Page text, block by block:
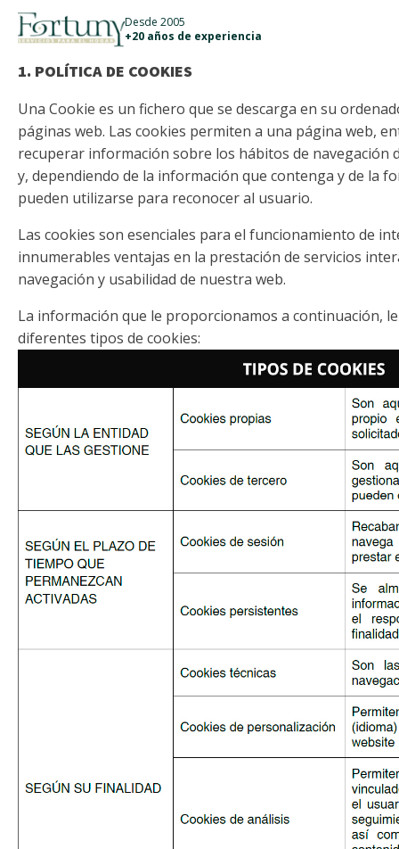
911 887 226
Desde 2005
+20 años de experiencia
1. POLÍTICA DE COOKIES
Una Cookie es un fichero que se descarga en su
páginas web. Las cookies permiten a una página web,
recuperar información sobre los hábitos de navegación
y, dependiendo de la información que contenga y de la
pueden utilizarse para reconocer al usuario.
Las cookies son esenciales para el funcionamiento de
innumerables ventajas en la prestación de servicios
navegación y usabilidad de nuestra web.
La información que le proporcionamos a continuación,
diferentes tipos de cookies: